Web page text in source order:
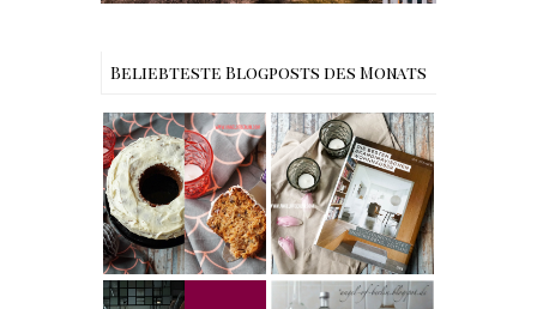
Beliebteste Blogposts des Monats
Rezept |
Weltbester
Carrot Cake
mit Cream
Cheese
Frosting nach
Cynthia
Barcomi –
Buchtipps - Die
besten
Skandinavische
n Wohnhäuser |
The Nina
Edition
Rezept |